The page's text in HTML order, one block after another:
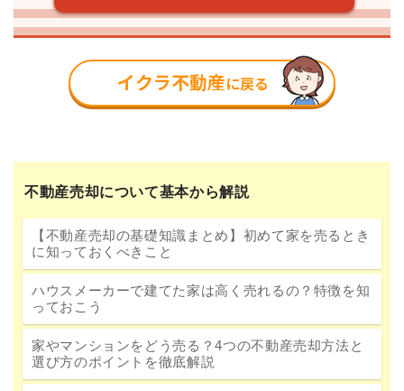
不動産売却について基本から解説
【不動産売却の基礎知識まとめ】初めて家を売るとき
に知っておくべきこと
ハウスメーカーで建てた家は高く売れるの？特徴を知
っておこう
家やマンションをどう売る？4つの不動産売却方法と
選び方のポイントを徹底解説